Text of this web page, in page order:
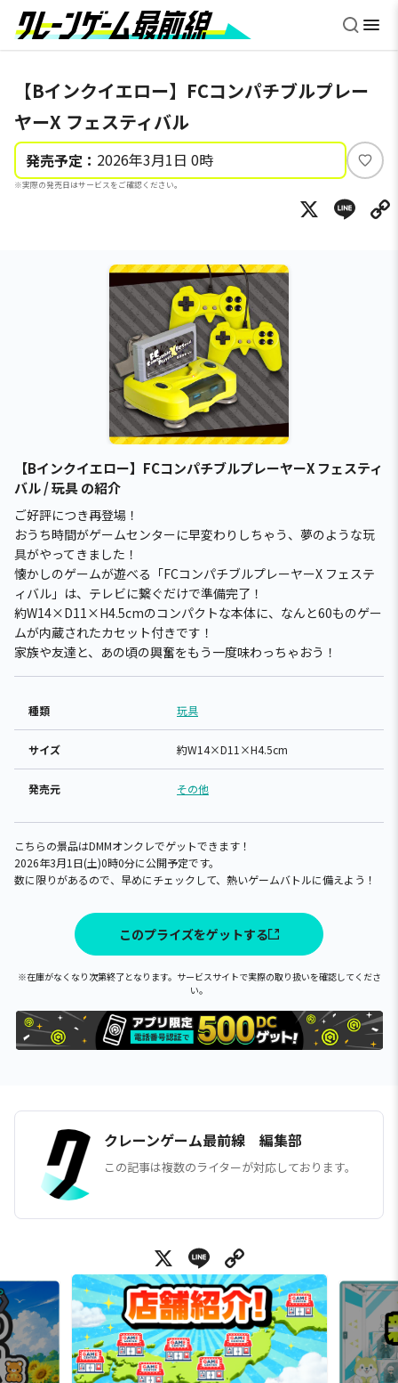
【Bインクイエロー】FCコンパチブルプレー
ヤーX フェスティバル
発売予定： 2026年3月1日 0時
※実際の発売日はサービスをご確認ください。
い
ね
X
【Bインクイエロー】FCコンパチブルプレーヤーX フェスティ
バル / 玩具 の紹介
ご好評につき再登場！
おうち時間がゲームセンターに早変わりしちゃう、夢のような玩
具がやってきました！
懐かしのゲームが遊べる「FCコンパチブルプレーヤーX フェステ
ィバル」は、テレビに繋ぐだけで準備完了！
約W14×D11×H4.5cmのコンパクトな本体に、なんと60ものゲー
ムが内蔵されたカセット付きです！
家族や友達と、あの頃の興奮をもう一度味わっちゃおう！
種類 玩具
サイズ 約W14×D11×H4.5cm
発売元 その他
こちらの景品はDMMオンクレでゲットできます！
2026年3月1日(土)0時0分に公開予定です。
数に限りがあるので、早めにチェックして、熱いゲームバトルに備えよう！
このプライズをゲットする
※在庫がなくなり次第終了となります。サービスサイトで実際の取り扱いを確認してくださ
い。
クレーンゲーム最前線 編集部
この記事は複数のライターが対応しております。
X Line